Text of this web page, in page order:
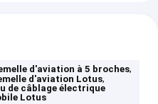
d'aviation à 5 broches,
d'aviation Lotus,
de câblage électrique
Lotus